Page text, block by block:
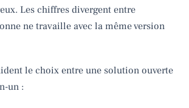
Les chiffres divergent entre
ne travaille avec la même version
le choix entre une solution ouverte
un :